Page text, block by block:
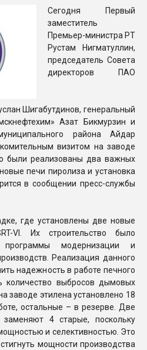
ПЕРЕЙТИ НА
Сегодня Первый
заместитель
Премьер-министра РТ
Рустам Нигматуллин,
председатель Совета
директоров ПАО
Шигабутдинов, генеральный
Азат Бикмурзин и
района Айдар
визитом на заводе
были реализованы два важных
печи пиролиза и установка
в сообщении пресс-службы
где установлены две новые
VI. Их строительство было
модернизации и
Реализация данного
надежность в работе печного
количество выбросов дымовых
заводе этилена установлено 18
остальные – в резерве. Две
4 старые, поскольку
и селективностью. Это
мощности производства